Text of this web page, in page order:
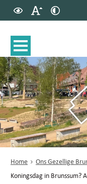
Home Ons Gezellige
Koningsdag in